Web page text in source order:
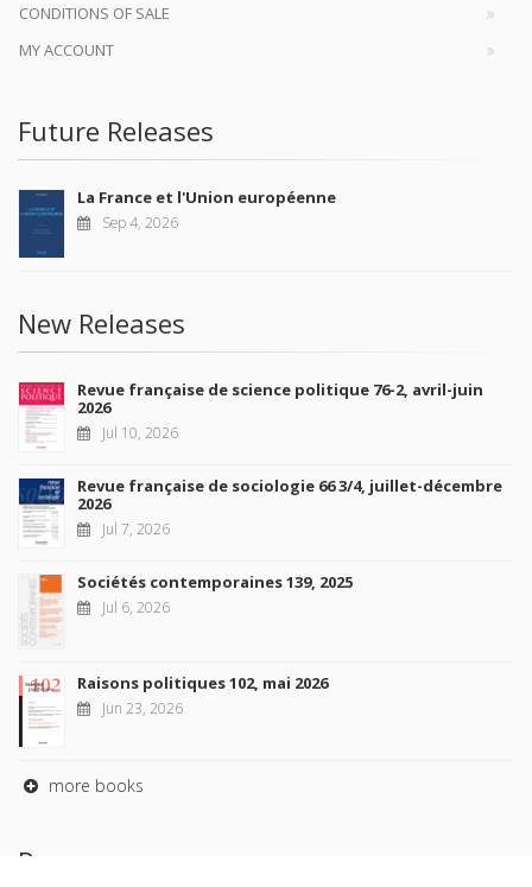
CONDITIONS OF SALE
MY ACCOUNT
Future Releases
La France et l'Union européenne
Sep 4, 2026
New Releases
Revue française de science politique 76-2, avril-juin
2026
Jul 10, 2026
Revue française de sociologie 66 3/4, juillet-décembre
2026
Jul 7, 2026
Sociétés contemporaines 139, 2025
Jul 6, 2026
Raisons politiques 102, mai 2026
Jun 23, 2026
more books
Browse our